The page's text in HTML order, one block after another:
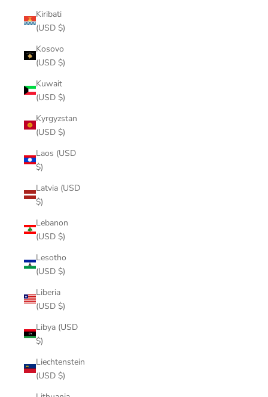
Kiribati
(USD $)
Kosovo
(USD $)
Kuwait
(USD $)
Kyrgyzstan
(USD $)
Laos (USD
$)
Latvia (USD
$)
Lebanon
(USD $)
Lesotho
(USD $)
Liberia
(USD $)
Libya (USD
$)
Liechtenstein
(USD $)